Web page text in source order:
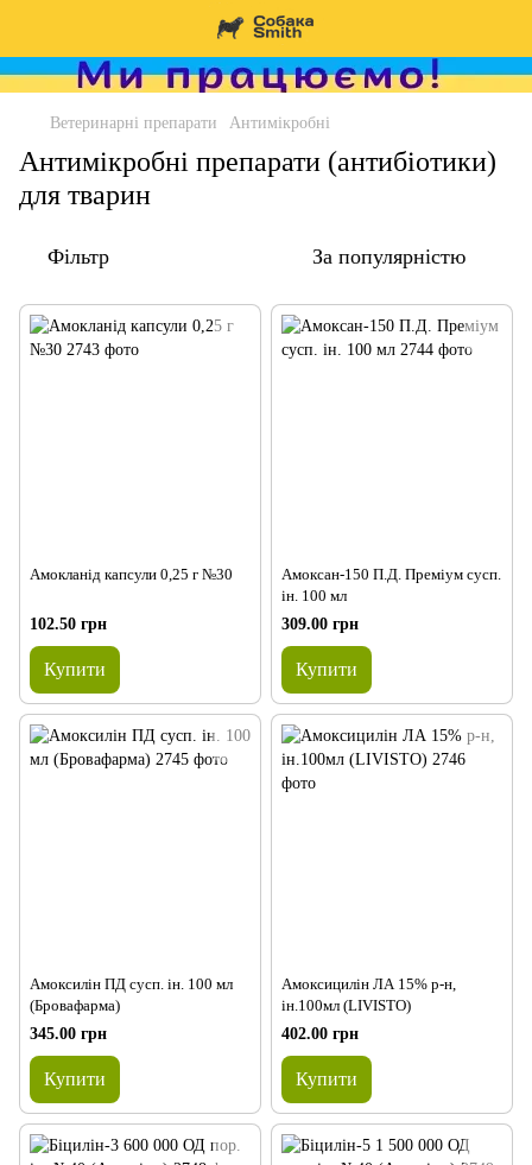
Ветеринарні препарати Антимікробні
Антимікробні препарати (антибіотики)
для тварин
Фільтр За популярністю
Амокланід капсули 0,25 г №30
102.50 грн
Купити
Амоксан-150 П.Д. Преміум сусп.
ін. 100 мл
309.00 грн
Купити
Амоксилін ПД сусп. ін. 100 мл
(Бровафарма)
345.00 грн
Купити
Амоксицилін ЛА 15% р-н,
ін.100мл (LIVISTO)
402.00 грн
Купити